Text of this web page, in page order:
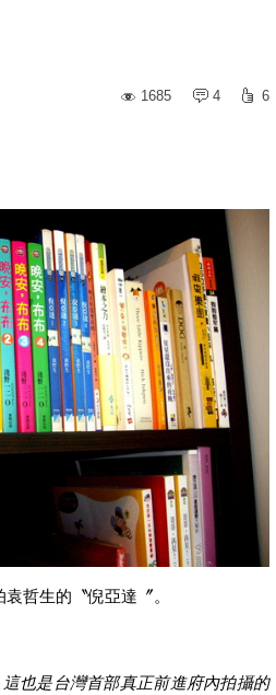
1685
4 6
哲生的〝倪亞達〞。
這也是台灣首部真正前進府內拍攝的